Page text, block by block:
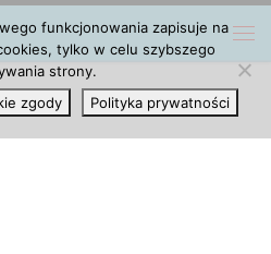
funkcjonowania zapisuje na
tylko w celu szybszego
strony.
zgody Polityka prywatności